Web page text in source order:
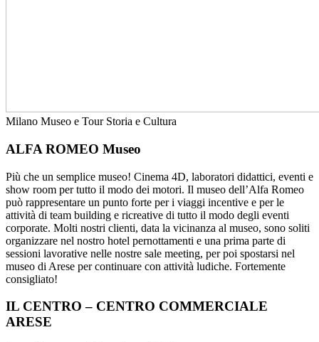
Milano Museo e Tour Storia e Cultura
ALFA ROMEO Museo
Più che un semplice museo! Cinema 4D, laboratori didattici, eventi e
show room per tutto il modo dei motori. Il museo dell’Alfa Romeo
può rappresentare un punto forte per i viaggi incentive e per le
attività di team building e ricreative di tutto il modo degli eventi
corporate. Molti nostri clienti, data la vicinanza al museo, sono soliti
organizzare nel nostro hotel pernottamenti e una prima parte di
sessioni lavorative nelle nostre sale meeting, per poi spostarsi nel
museo di Arese per continuare con attività ludiche. Fortemente
consigliato!
IL CENTRO – CENTRO COMMERCIALE
ARESE